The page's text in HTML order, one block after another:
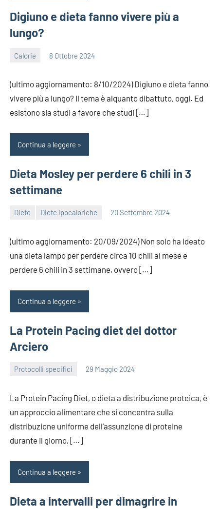
Digiuno e dieta fanno vivere più a
lungo?
Calorie 8 Ottobre 2024
(ultimo aggiornamento: 8/10/2024) Digiuno e dieta fanno
vivere più a lungo? Il tema è alquanto dibattuto, oggi. Ed
esistono sia studi a favore che studi […]
Continua a leggere
Dieta Mosley per perdere 6 chili in 3
settimane
Diete Diete ipocaloriche 20 Settembre 2024
(ultimo aggiornamento: 20/09/2024) Non solo ha ideato
una dieta lampo per perdere circa 10 chili al mese e
perdere 6 chili in 3 settimane, ovvero […]
Continua a leggere
La Protein Pacing diet del dottor
Arciero
Protocolli specifici 29 Maggio 2024
La Protein Pacing Diet, o dieta a distribuzione proteica, è
un approccio alimentare che si concentra sulla
distribuzione uniforme dell’assunzione di proteine
durante il giorno, […]
Continua a leggere
Dieta a intervalli per dimagrire in